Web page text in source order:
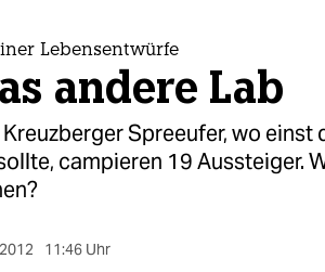
Lebensentwürfe
andere Lab
Spreeufer, wo einst
campieren 19 Aussteiger.
11:46 Uhr